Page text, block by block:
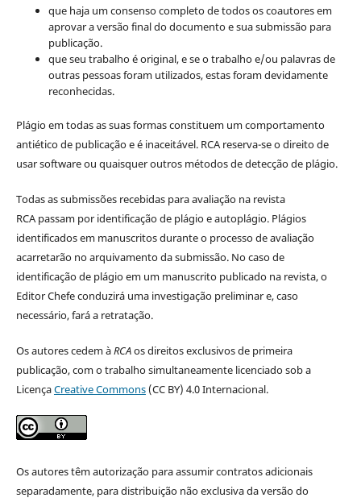
que haja um consenso completo de todos os coautores em
aprovar a versão final do documento e sua submissão para
publicação.
que seu trabalho é original, e se o trabalho e/ou palavras de
outras pessoas foram utilizados, estas foram devidamente
reconhecidas.
Plágio em todas as suas formas constituem um comportamento
antiético de publicação e é inaceitável. RCA reserva-se o direito de
usar software ou quaisquer outros métodos de detecção de plágio.
Todas as submissões recebidas para avaliação na revista
RCA passam por identificação de plágio e autoplágio. Plágios
identificados em manuscritos durante o processo de avaliação
acarretarão no arquivamento da submissão. No caso de
identificação de plágio em um manuscrito publicado na revista, o
Editor Chefe conduzirá uma investigação preliminar e, caso
necessário, fará a retratação.
Os autores cedem àRCAos direitos exclusivos de primeira
publicação, com o trabalho simultaneamente licenciado sob a
LicençaCreative Commons(CC BY) 4.0 Internacional.
Os autores têm autorização para assumir contratos adicionais
separadamente, para distribuição não exclusiva da versão do